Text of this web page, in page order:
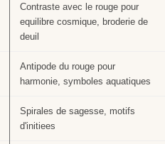
Contraste avec le rouge pour
equilibre cosmique, broderie de
deuil
Antipode du rouge pour
harmonie, symboles aquatiques
Spirales de sagesse, motifs
d'initiees